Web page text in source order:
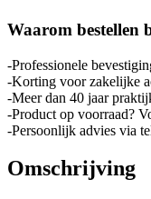
Waarom bestellen
-Professionele
-Korting voor zakelijke
-Meer dan 40 jaar
-Product op voorraad?
-Persoonlijk advies via
Omschrijving